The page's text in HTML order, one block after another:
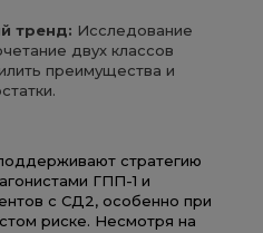
тренд: Исследование
двух классов
преимущества и
стратегию
ГПП-1 и
с СД2, особенно при
риске. Несмотря на